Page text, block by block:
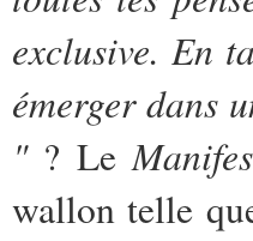
exclusive. En
émerger dans
"? Le
wallon telle